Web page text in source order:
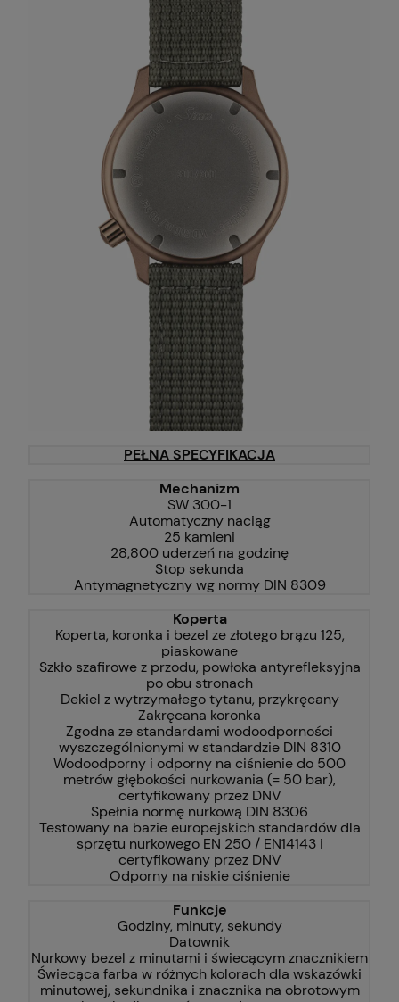
PEŁNA SPECYFIKACJA
Mechanizm
SW 300-1
Automatyczny naciąg
25 kamieni
28,800 uderzeń na godzinę
Stop sekunda
Antymagnetyczny wg normy DIN 8309
Koperta
Koperta, koronka i bezel ze złotego brązu 125,
piaskowane
Szkło szafirowe z przodu, powłoka antyrefleksyjna
po obu stronach
Dekiel z wytrzymałego tytanu, przykręcany
Zakręcana koronka
Zgodna ze standardami wodoodporności
wyszczególnionymi w standardzie DIN 8310
Wodoodporny i odporny na ciśnienie do 500
metrów głębokości nurkowania (= 50 bar),
certyfikowany przez DNV
Spełnia normę nurkową DIN 8306
Testowany na bazie europejskich standardów dla
sprzętu nurkowego EN 250 / EN14143 i
certyfikowany przez DNV
Odporny na niskie ciśnienie
Funkcje
Godziny, minuty, sekundy
Datownik
Nurkowy bezel z minutami i świecącym znacznikiem
Świecąca farba w różnych kolorach dla wskazówki
minutowej, sekundnika i znacznika na obrotowym